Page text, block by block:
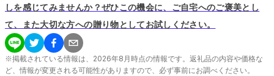
しを感じてみませんか？ぜひこの機会に、ご自宅へのご褒美とし
て、また大切な方への贈り物としてお試しください。
※掲載されている情報は、 2026年8 月時点の情報です。返礼品の内容や価格な
ど、情報が変更される可能性がありますので、必ず事前にお調べください。